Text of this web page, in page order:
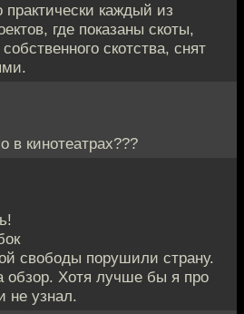
каждый из
где показаны скоты,
скотства, снят
в кинотеатрах???
свободы порушили страну.
обзор. Хотя лучше бы я про
не узнал.